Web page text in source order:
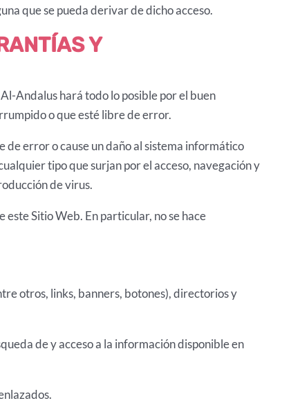
que se pueda derivar de dicho acceso.
Y
Andalus hará todo lo posible por el buen
o que esté libre de error.
de error o cause un daño al sistema informático
tipo que surjan por el acceso, navegación y
de virus.
este Sitio Web. En particular, no se hace
otros, links, banners, botones), directorios y
de y acceso a la información disponible en